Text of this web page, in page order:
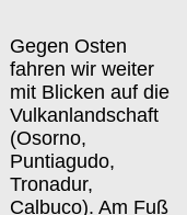
Gegen Osten
fahren wir weiter
mit Blicken auf die
Vulkanlandschaft
(Osorno,
Puntiagudo,
Tronadur,
Calbuco). Am Fuß